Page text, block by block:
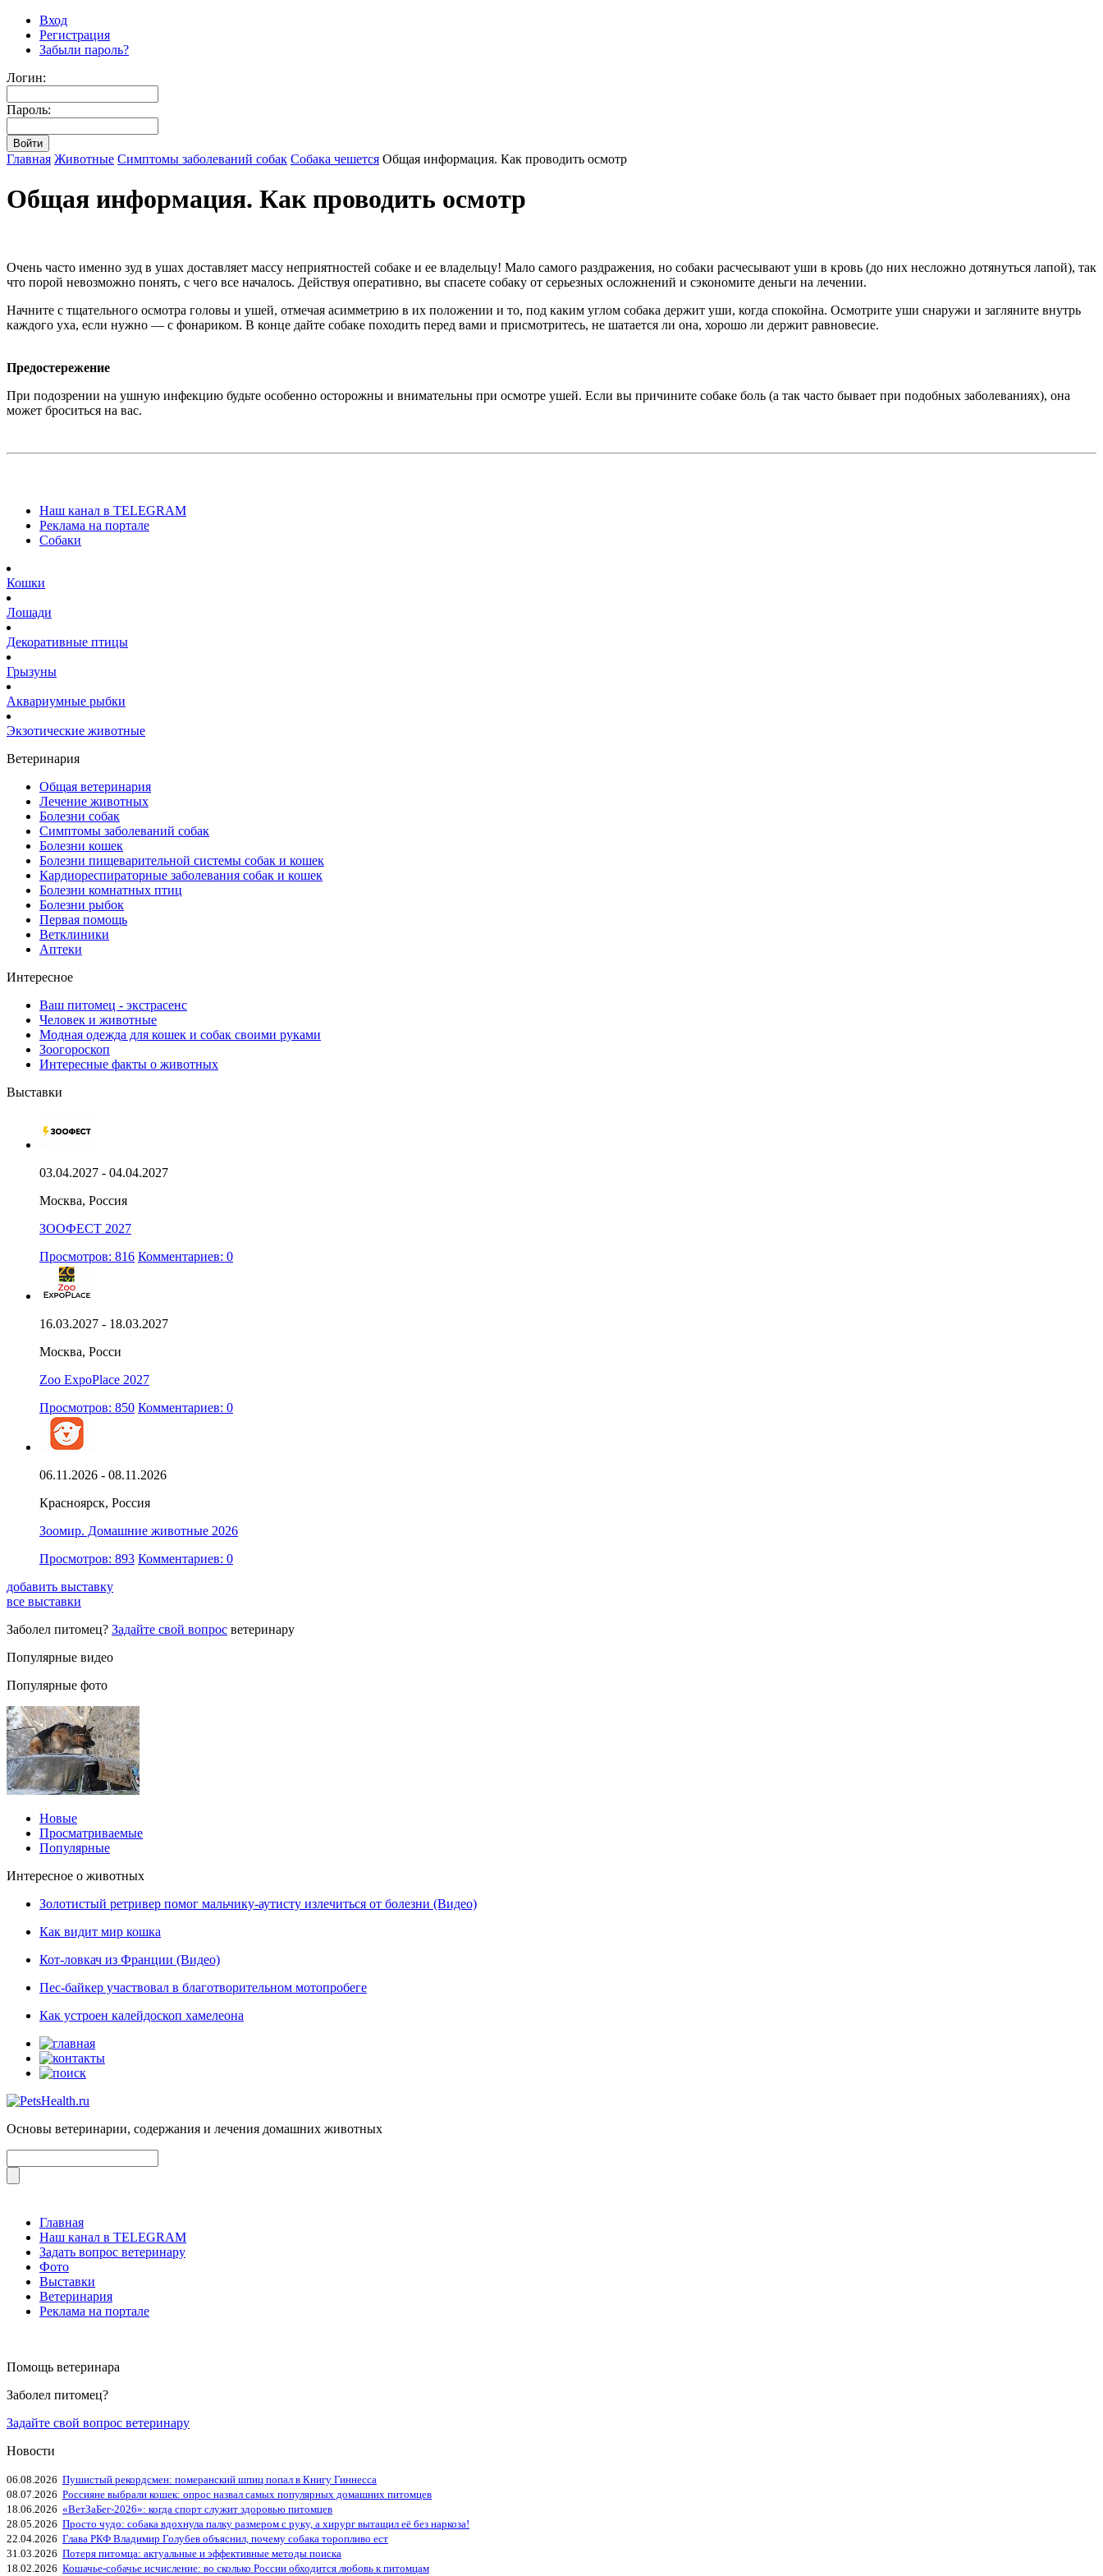
Вход
Регистрация
Забыли пароль?
Логин:
Пароль:
Главная Животные Симптомы заболеваний собак Собака чешется Общая информация. Как проводить осмотр
Общая информация. Как проводить осмотр
Очень часто именно зуд в ушах доставляет массу неприятностей собаке и ее владельцу! Мало самого раздражения, но собаки расчесывают уши в кровь (до них несложно дотянуться лапой), так
что порой невозможно понять, с чего все началось. Действуя оперативно, вы спасете собаку от серьезных осложнений и сэкономите деньги на лечении.
Начните с тщательного осмотра головы и ушей, отмечая асимметрию в их положении и то, под каким углом собака держит уши, когда спокойна. Осмотрите уши снаружи и загляните внутрь
каждого уха, если нужно — с фонариком. В конце дайте собаке походить перед вами и присмотритесь, не шатается ли она, хорошо ли держит равновесие.
Предостережение
При подозрении на ушную инфекцию будьте особенно осторожны и внимательны при осмотре ушей. Если вы причините собаке боль (а так часто бывает при подобных заболеваниях), она
может броситься на вас.
Наш канал в TELEGRAM
Реклама на портале
Собаки
Кошки
Лошади
Декоративные птицы
Грызуны
Аквариумные рыбки
Экзотические животные
Ветеринария
Общая ветеринария
Лечение животных
Болезни собак
Симптомы заболеваний собак
Болезни кошек
Болезни пищеварительной системы собак и кошек
Кардиореспираторные заболевания собак и кошек
Болезни комнатных птиц
Болезни рыбок
Первая помощь
Ветклиники
Аптеки
Интересное
Ваш питомец - экстрасенс
Человек и животные
Модная одежда для кошек и собак своими руками
Зоогороскоп
Интересные факты о животных
Выставки
03.04.2027 - 04.04.2027
Москва, Россия
ЗООФЕСТ 2027
Просмотров: 816 Комментариев: 0
16.03.2027 - 18.03.2027
Москва, Росси
Zoo ExpoPlace 2027
Просмотров: 850 Комментариев: 0
06.11.2026 - 08.11.2026
Красноярск, Россия
Зоомир. Домашние животные 2026
Просмотров: 893 Комментариев: 0
добавить выставку
все выставки
Заболел питомец? Задайте свой вопрос ветеринару
Популярные видео
Популярные фото
Новые
Просматриваемые
Популярные
Интересное о животных
Золотистый ретривер помог мальчику-аутисту излечиться от болезни (Видео)
Как видит мир кошка
Кот-ловкач из Франции (Видео)
Пес-байкер участвовал в благотворительном мотопробеге
Как устроен калейдоскоп хамелеона
Основы ветеринарии, содержания и лечения домашних животных
Главная
Наш канал в TELEGRAM
Задать вопрос ветеринару
Фото
Выставки
Ветеринария
Реклама на портале
Помощь ветеринара
Заболел питомец?
Задайте свой вопрос ветеринару
Новости
06.08.2026 Пушистый рекордсмен: померанский шпиц попал в Книгу Гиннесса
08.07.2026 Россияне выбрали кошек: опрос назвал самых популярных домашних питомцев
18.06.2026 «ВетЗаБег‑2026»: когда спорт служит здоровью питомцев
28.05.2026 Просто чудо: собака вдохнула палку размером с руку, а хирург вытащил её без наркоза!
22.04.2026 Глава РКФ Владимир Голубев объяснил, почему собака торопливо ест
31.03.2026 Потеря питомца: актуальные и эффективные методы поиска
18.02.2026 Кошачье-собачье исчисление: во сколько России обходится любовь к питомцам